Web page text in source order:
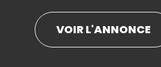
VOIR L'ANNONCE